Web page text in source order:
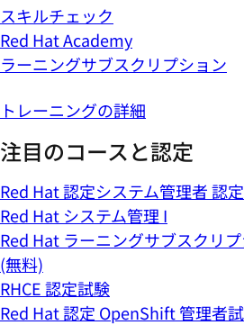
スキルチェック
Red Hat Academy
ラーニングサブスクリプション
トレーニングの詳細
注目のコースと認定
Red Hat 認定システム管理者 認
Red Hat システム管理 I
Red Hat ラーニングサブスクリ
(無料)
RHCE 認定試験
Red Hat 認定 OpenShift 管理者